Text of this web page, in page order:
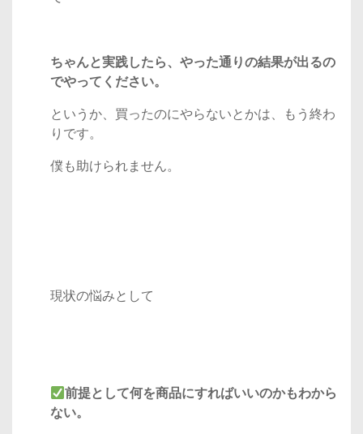
ちゃんと実践したら、やった通りの結果が出るの
でやってください。
というか、買ったのにやらないとかは、もう終わ
りです。
僕も助けられません。
現状の悩みとして
前提として何を商品にすればいいのかもわから
ない。